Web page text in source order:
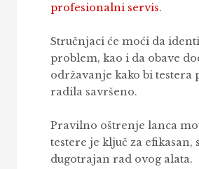
profesionalni servis.
Stručnjaci će moći da
problem, kao i da obave
održavanje kako bi testera
radila savršeno.
Pravilno oštrenje lanca
testere je ključ za efikasan,
dugotrajan rad ovog alata.